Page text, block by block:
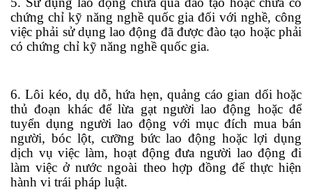
chứng chỉ kỹ năng nghề quốc gia đối với nghề, công
việc phải sử dụng lao động đã được đào tạo hoặc phải
có chứng chỉ kỹ năng nghề quốc gia.
6. Lôi kéo, dụ dỗ, hứa hẹn, quảng cáo gian dối hoặc
thủ đoạn khác để lừa gạt người lao động hoặc để
tuyển dụng người lao động với mục đích mua bán
người, bóc lột, cưỡng bức lao động hoặc lợi dụng
dịch vụ việc làm, hoạt động đưa người lao động đi
làm việc ở nước ngoài theo hợp đồng để thực hiện
hành vi trái pháp luật.